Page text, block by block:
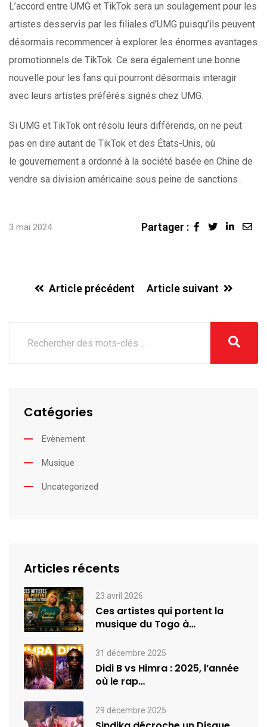
L’accord entre UMG et TikTok sera un soulagement pour les
artistes desservis par les filiales d’UMG puisqu’ils peuvent
désormais recommencer à explorer les énormes avantages
promotionnels de TikTok. Ce sera également une bonne
nouvelle pour les fans qui pourront désormais interagir
avec leurs artistes préférés signés chez UMG.
Si UMG et TikTok ont ​​résolu leurs différends, on ne peut
pas en dire autant de TikTok et des États-Unis, où
le gouvernement a ordonné à la société basée en Chine de
vendre sa division américaine sous peine de sanctions .
3 mai 2024 Partager :
Article précédent Article suivant
Catégories
Evènement
Musique
Uncategorized
Articles récents
23 avril 2026
Ces artistes qui portent la
musique du Togo à
31 décembre 2025
Didi B vs Himra : 2025, l’année
où le rap…
29 décembre 2025